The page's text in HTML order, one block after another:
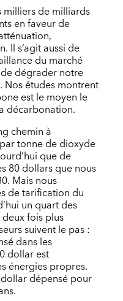
de milliards
en faveur de
Il s’agit aussi de
du marché
dégrader notre
Nos études montrent
est le moyen le
décarbonation.
chemin à
tonne de dioxyde
que de
80 dollars que nous
Mais nous
de tarification du
un quart des
fois plus
suivent le pas :
dans les
dollar est
énergies propres.
dépensé pour